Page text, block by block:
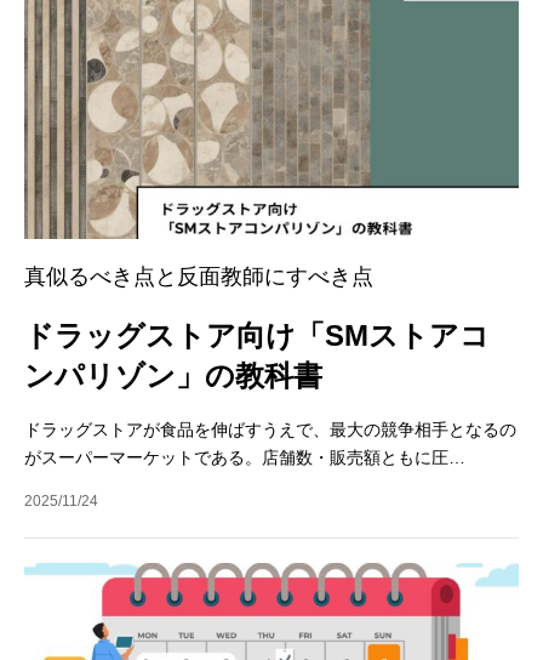
真似るべき点と反面教師にすべき点
ドラッグストア向け「SMストアコ
ンパリゾン」の教科書
ドラッグストアが食品を伸ばすうえで、最大の競争相手となるの
がスーパーマーケットである。店舗数・販売額ともに圧…
2025/11/24